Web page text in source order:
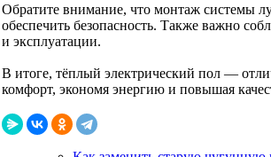
Обратите внимание, что монтаж системы
обеспечить безопасность. Также важно
и эксплуатации.
В итоге, тёплый электрический пол —
комфорт, экономя энергию и повышая